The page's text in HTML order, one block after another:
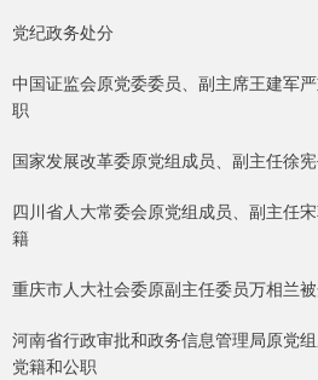
党纪政务处分
中国证监会原党委委员、副主席王建军
职
国家发展改革委原党组成员、副主任徐
四川省人大常委会原党组成员、副主任
籍
重庆市人大社会委原副主任委员万相兰
河南省行政审批和政务信息管理局原党
党籍和公职